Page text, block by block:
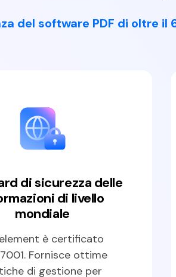
del software PDF di oltre il
di sicurezza delle
di livello
mondiale
è certificato
Fornisce ottime
di gestione per